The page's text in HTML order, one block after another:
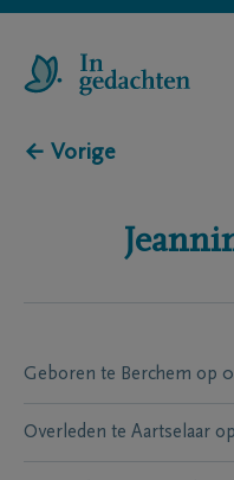
← Vorige
Geboren te Berchem op
Overleden te Aartselaar op